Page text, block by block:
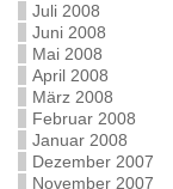
Juli 2008
Juni 2008
Mai 2008
April 2008
März 2008
Februar 2008
Januar 2008
Dezember 2007
November 2007